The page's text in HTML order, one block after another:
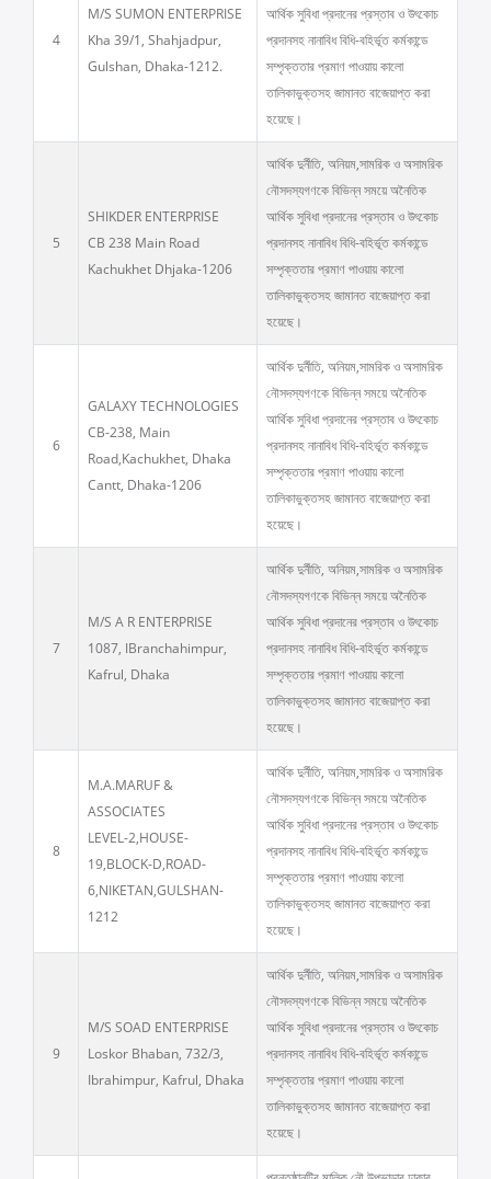
4
M/S SUMON ENTERPRISE
Kha 39/1, Shahjadpur,
Gulshan, Dhaka-1212.
আর্থিক সুবিধা প্রদানের প্রস্তাব ও উৎকোচ
প্রদানসহ নানাবিধ বিধি-বহির্ভূত কর্মকান্ডে
সম্পৃক্ততার প্রমাণ পাওয়ায় কালো
তালিকাভুক্তসহ জামানত বাজেয়াপ্ত করা
হয়েছে।
5
SHIKDER ENTERPRISE
CB 238 Main Road
Kachukhet Dhjaka-1206
আর্থিক দুর্নীতি, অনিয়ম,সামরিক ও অসামরিক
নৌসদস্যগণকে বিভিন্ন সময়ে অনৈতিক
আর্থিক সুবিধা প্রদানের প্রস্তাব ও উৎকোচ
প্রদানসহ নানাবিধ বিধি-বহির্ভূত কর্মকান্ডে
সম্পৃক্ততার প্রমাণ পাওয়ায় কালো
তালিকাভুক্তসহ জামানত বাজেয়াপ্ত করা
হয়েছে।
6
GALAXY TECHNOLOGIES
CB-238, Main
Road,Kachukhet, Dhaka
Cantt, Dhaka-1206
আর্থিক দুর্নীতি, অনিয়ম,সামরিক ও অসামরিক
নৌসদস্যগণকে বিভিন্ন সময়ে অনৈতিক
আর্থিক সুবিধা প্রদানের প্রস্তাব ও উৎকোচ
প্রদানসহ নানাবিধ বিধি-বহির্ভূত কর্মকান্ডে
সম্পৃক্ততার প্রমাণ পাওয়ায় কালো
তালিকাভুক্তসহ জামানত বাজেয়াপ্ত করা
হয়েছে।
7
M/S A R ENTERPRISE
1087, IBranchahimpur,
Kafrul, Dhaka
আর্থিক দুর্নীতি, অনিয়ম,সামরিক ও অসামরিক
নৌসদস্যগণকে বিভিন্ন সময়ে অনৈতিক
আর্থিক সুবিধা প্রদানের প্রস্তাব ও উৎকোচ
প্রদানসহ নানাবিধ বিধি-বহির্ভূত কর্মকান্ডে
সম্পৃক্ততার প্রমাণ পাওয়ায় কালো
তালিকাভুক্তসহ জামানত বাজেয়াপ্ত করা
হয়েছে।
8
M.A.MARUF &
ASSOCIATES
LEVEL-2,HOUSE-
19,BLOCK-D,ROAD-
6,NIKETAN,GULSHAN-
1212
আর্থিক দুর্নীতি, অনিয়ম,সামরিক ও অসামরিক
নৌসদস্যগণকে বিভিন্ন সময়ে অনৈতিক
আর্থিক সুবিধা প্রদানের প্রস্তাব ও উৎকোচ
প্রদানসহ নানাবিধ বিধি-বহির্ভূত কর্মকান্ডে
সম্পৃক্ততার প্রমাণ পাওয়ায় কালো
তালিকাভুক্তসহ জামানত বাজেয়াপ্ত করা
হয়েছে।
9
M/S SOAD ENTERPRISE
Loskor Bhaban, 732/3,
Ibrahimpur, Kafrul, Dhaka
আর্থিক দুর্নীতি, অনিয়ম,সামরিক ও অসামরিক
নৌসদস্যগণকে বিভিন্ন সময়ে অনৈতিক
আর্থিক সুবিধা প্রদানের প্রস্তাব ও উৎকোচ
প্রদানসহ নানাবিধ বিধি-বহির্ভূত কর্মকান্ডে
সম্পৃক্ততার প্রমাণ পাওয়ায় কালো
তালিকাভুক্তসহ জামানত বাজেয়াপ্ত করা
হয়েছে।